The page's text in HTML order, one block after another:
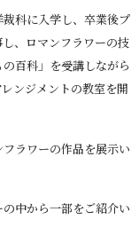
科に入学し、卒業後プ
、ロマンフラワーの技
百科」を受講しながら
ンジメントの教室を開
ラワーの作品を展示い
中から一部をご紹介い